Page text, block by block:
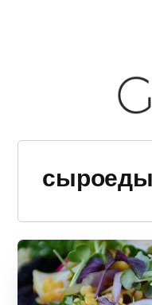
сыроеды